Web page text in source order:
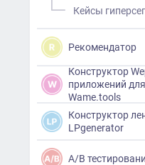
Кейсы
Рекомендатор
Конструктор
приложений
Wame.tools
Конструктор
LPgenerator
A/B